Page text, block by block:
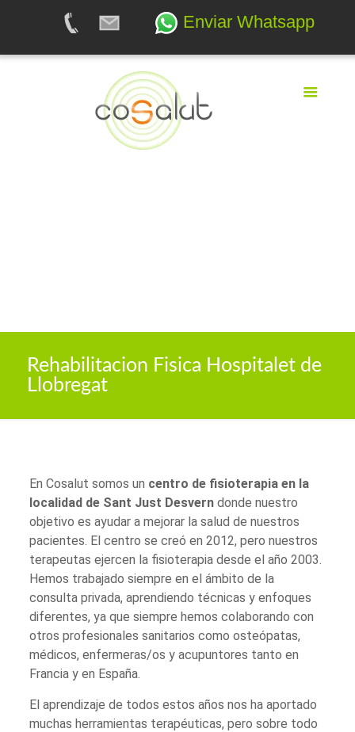
Enviar Whatsapp
Rehabilitacion Fisica Hospitalet de
Llobregat
En Cosalut somos un centro de fisioterapia en la
localidad de Sant Just Desvern donde nuestro
objetivo es ayudar a mejorar la salud de nuestros
pacientes. El centro se creó en 2012, pero nuestros
terapeutas ejercen la fisioterapia desde el año 2003.
Hemos trabajado siempre en el ámbito de la
consulta privada, aprendiendo técnicas y enfoques
diferentes, ya que siempre hemos colaborando con
otros profesionales sanitarios como osteópatas,
médicos, enfermeras/os y acupuntores tanto en
Francia y en España.
El aprendizaje de todos estos años nos ha aportado
muchas herramientas terapéuticas, pero sobre todo